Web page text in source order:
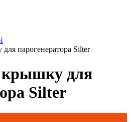
парогенератора Silter
крышку для
Silter